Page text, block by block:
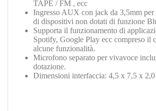
TAPE / FM , ecc
Ingresso AUX con jack da 3,5mm
di dispositivi non dotati di funzione
Supporta il funzionamento di
Spotify, Google Play ecc compreso il
alcune funzionalità.
Microfono separato per vivavoce
dotazione.
Dimensioni interfaccia: 4,5 x 7,5 x 2,0